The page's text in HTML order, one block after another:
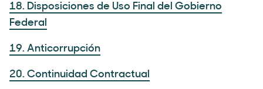
18. Disposiciones de Uso Final del Gobierno
Federal
19. Anticorrupción
20. Continuidad Contractual